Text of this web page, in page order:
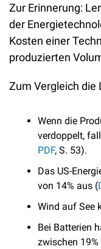
Zur Erinnerung:
der
Kosten einer
produzierten
Zum Vergleich die
Wenn die
PDF, S. 53).
Das US-
von 14% aus (
Wind auf See
Bei Batterien
zwischen 19%